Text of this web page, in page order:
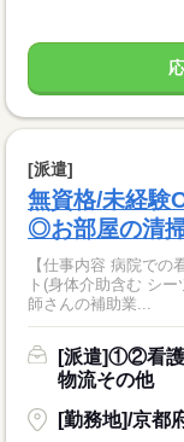
[派遣]
無資格/未経験
◎お部屋の清
【仕事内容 病院で
ト(身体介助含む シ
師さんの補助業...
[派遣]①②看護
物流その他
[勤務地]/京都